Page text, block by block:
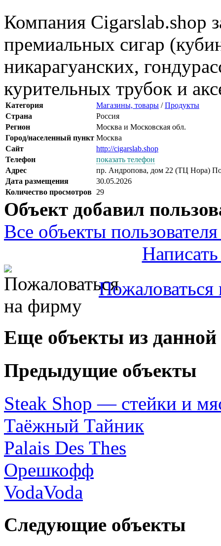
Компания Cigarslab.shop
премиальных сигар
никарагуанских,
курительных трубок и
Категория Магазины, товары /Продукты
Страна
Россия
Регион
Москва и Московская обл.
Город/населенный пункт Москва
Сайт
http://cigarslab.shop
Телефон
показать телефон
Адрес
пр. Андропова, дом 22 (ТЦ Нора)
Дата размещения
30.05.2026
Количество просмотров 29
Объект добавил
Все объекты
Еще объекты из данной
Предыдущие объекты
Steak Shop — стейки и
Таёжный Тайник
Palais Des Thes
Орешкофф
VodaVoda
Следующие объекты